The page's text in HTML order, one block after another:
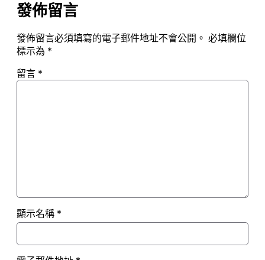
發佈留言
發佈留言必須填寫的電子郵件地址不會公開。 必填欄位
標示為 *
留言 *
顯示名稱 *